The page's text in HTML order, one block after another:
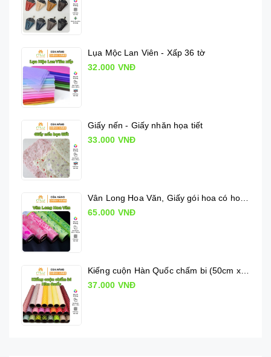
Lụa Mộc Lan Viên - Xấp 36 tờ
32.000 VNĐ
Giấy nến - Giấy nhăn họa tiết
33.000 VNĐ
65.000 VNĐ
Kiếng cuộn Hàn Quốc chấm bi (50cm x 10m)
37.000 VNĐ